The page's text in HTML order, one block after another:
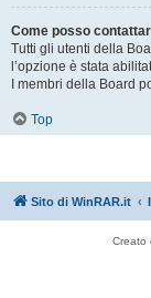
Come posso
Tutti gli utenti della
l’opzione è stata
I membri della Board
Top
Sito di WinRAR.it
Creato